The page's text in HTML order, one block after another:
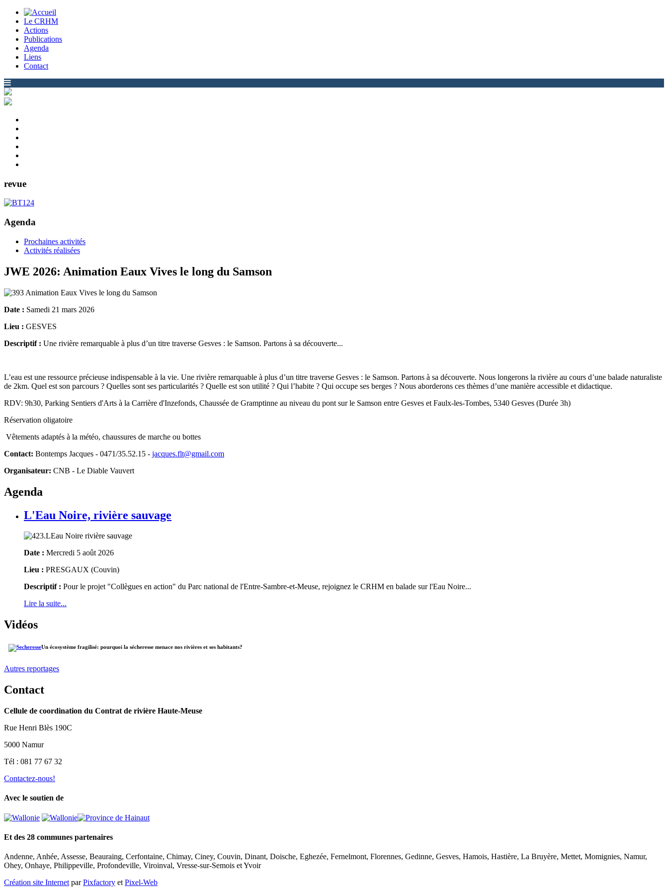
Le CRHM
Actions
Publications
Agenda
Liens
Contact
revue
Agenda
Prochaines activités
Activités réalisées
JWE 2026: Animation Eaux Vives le long du Samson
Date : Samedi 21 mars 2026
Lieu : GESVES
Descriptif : Une rivière remarquable à plus d’un titre traverse Gesves : le Samson. Partons à sa découverte...
L’eau est une ressource précieuse indispensable à la vie. Une rivière remarquable à plus d’un titre traverse Gesves : le Samson. Partons à sa découverte. Nous longerons la rivière au cours d’une balade naturaliste
de 2km. Quel est son parcours ? Quelles sont ses particularités ? Quelle est son utilité ? Qui l’habite ? Qui occupe ses berges ? Nous aborderons ces thèmes d’une manière accessible et didactique.
RDV: 9h30, Parking Sentiers d'Arts à la Carrière d'Inzefonds, Chaussée de Gramptinne au niveau du pont sur le Samson entre Gesves et Faulx-les-Tombes, 5340 Gesves (Durée 3h)
Réservation oligatoire
Vêtements adaptés à la météo, chaussures de marche ou bottes
Contact: Bontemps Jacques - 0471/35.52.15 - jacques.flt@gmail.com
Organisateur: CNB - Le Diable Vauvert
Agenda
L'Eau Noire, rivière sauvage
Date : Mercredi 5 août 2026
Lieu : PRESGAUX (Couvin)
Descriptif : Pour le projet "Collègues en action" du Parc national de l'Entre-Sambre-et-Meuse, rejoignez le CRHM en balade sur l'Eau Noire...
Lire la suite...
Vidéos
Un écosystème fragilisé: pourquoi la sécheresse menace nos rivières et ses habitants?
Autres reportages
Contact
Cellule de coordination du Contrat de rivière Haute-Meuse
Rue Henri Blès 190C
5000 Namur
Tél : 081 77 67 32
Contactez-nous!
Avec le soutien de
Et des 28 communes partenaires
Andenne, Anhée, Assesse, Beauraing, Cerfontaine, Chimay, Ciney, Couvin, Dinant, Doische, Eghezée, Fernelmont, Florennes, Gedinne, Gesves, Hamois, Hastière, La Bruyère, Mettet, Momignies, Namur,
Ohey, Onhaye, Philippeville, Profondeville, Viroinval, Vresse-sur-Semois et Yvoir
Création site Internet parPixfactory et Pixel-Web